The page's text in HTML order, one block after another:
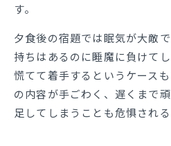
す。
夕食後の宿題では眠気が大敵
持ちはあるのに睡魔に負けて
慌てて着手するというケース
の内容が手ごわく、遅くまで
足してしまうことも危惧される